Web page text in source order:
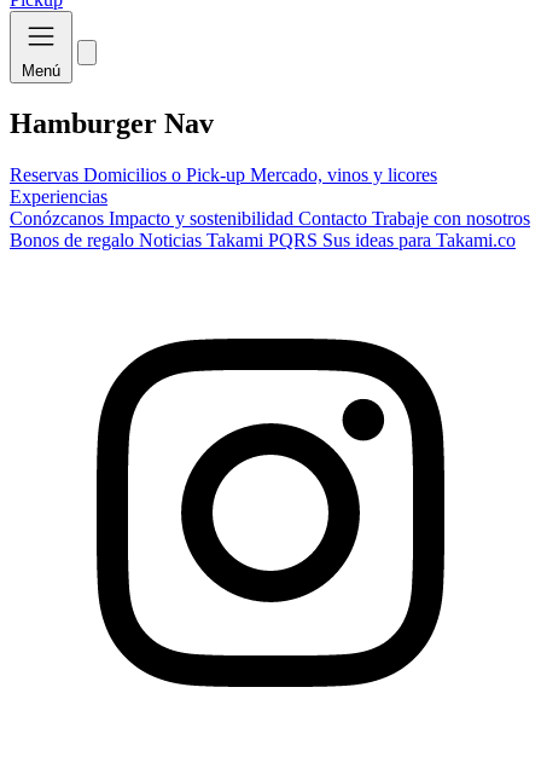
Menú
Hamburger Nav
Reservas Domicilios o Pick-up Mercado, vinos y licores
Experiencias
Conózcanos Impacto y sostenibilidad Contacto Trabaje con nosotros
Bonos de regalo Noticias Takami PQRS Sus ideas para Takami.co